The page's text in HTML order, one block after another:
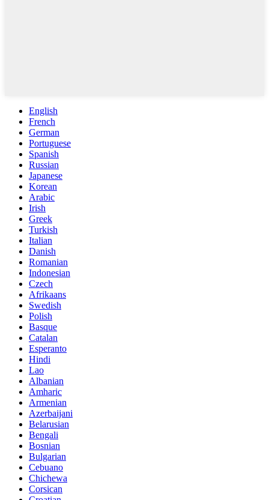
English
French
German
Portuguese
Spanish
Russian
Japanese
Korean
Arabic
Irish
Greek
Turkish
Italian
Danish
Romanian
Indonesian
Czech
Afrikaans
Swedish
Polish
Basque
Catalan
Esperanto
Hindi
Lao
Albanian
Amharic
Armenian
Azerbaijani
Belarusian
Bengali
Bosnian
Bulgarian
Cebuano
Chichewa
Corsican